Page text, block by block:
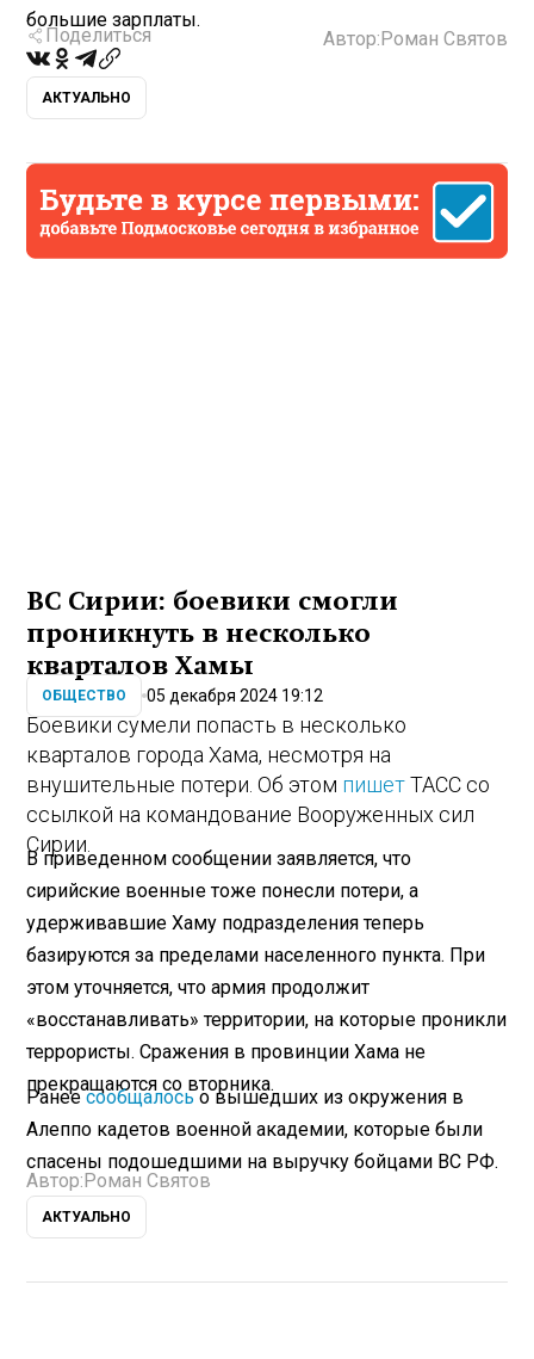
большие зарплаты.
Поделиться Автор: Роман Святов
АКТУАЛЬНО
ВС Сирии: боевики смогли
проникнуть в несколько
кварталов Хамы
ОБЩЕСТВО 05 декабря 2024 19:12
Боевики сумели попасть в несколько
кварталов города Хама, несмотря на
внушительные потери. Об этом пишетТАСС со
ссылкой на командование Вооруженных сил
Сирии.
В приведенном сообщении заявляется, что
сирийские военные тоже понесли потери, а
удерживавшие Хаму подразделения теперь
базируются за пределами населенного пункта. При
этом уточняется, что армия продолжит
«восстанавливать» территории, на которые проникли
террористы. Сражения в провинции Хама не
прекращаются со вторника.
Ранеесообщалосьо вышедших из окружения в
Алеппо кадетов военной академии, которые были
спасены подошедшими на выручку бойцами ВС РФ.
Автор: Роман Святов
АКТУАЛЬНО